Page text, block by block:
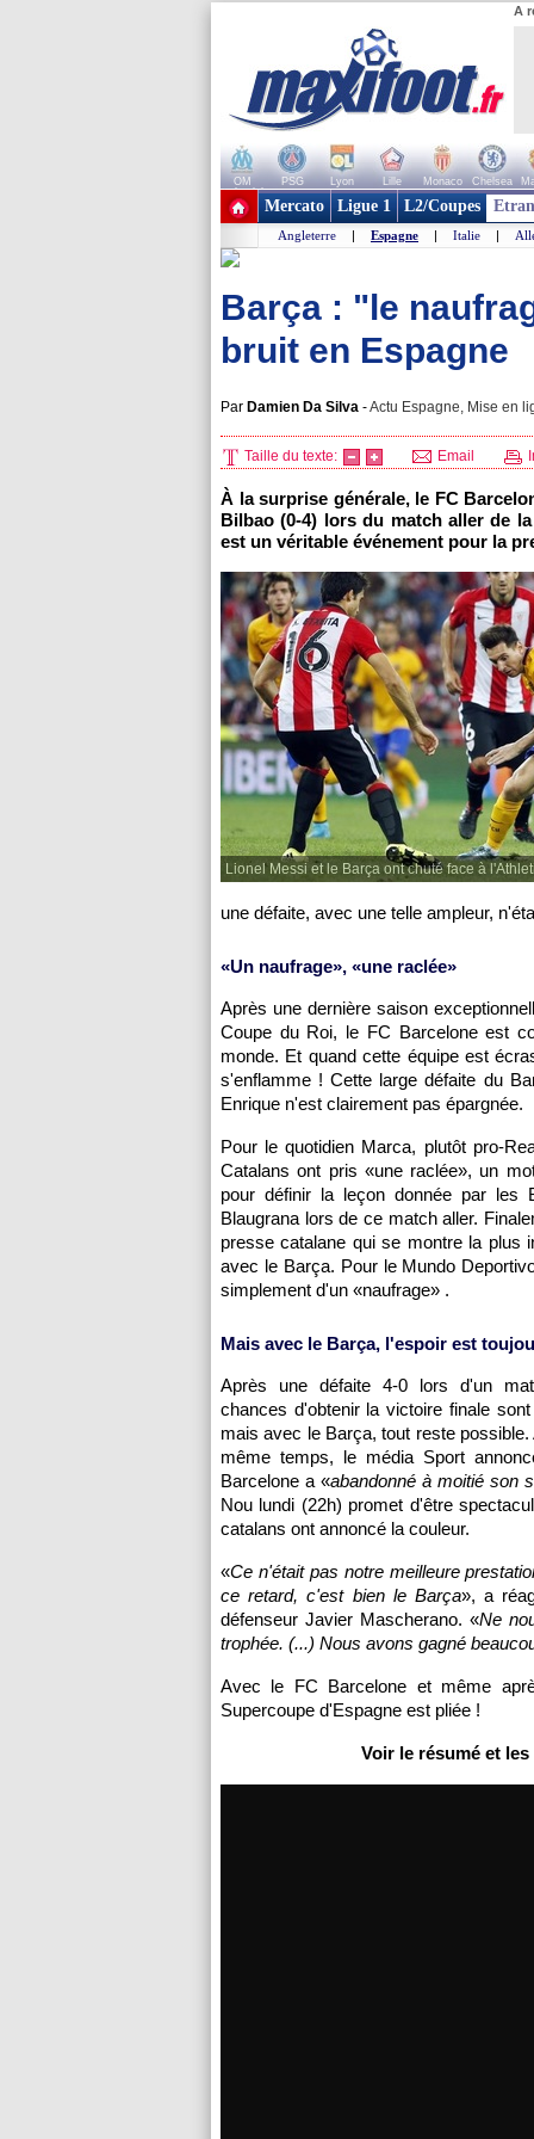
A
OM PSG Lyon Lille Monaco Chelsea
+ de clubs
Mercato Ligue 1 L2/Coupes
Angleterre | Espagne | Italie |
Barça : "le
bruit en Espagne
Par Damien Da Silva -Actu Espagne, Mise en
Taille du texte: Email
À la surprise générale, le FC
Bilbao (0-4) lors du match aller de
est un véritable événement pour la
Lionel Messi et le Barça ont chuté face à
une défaite, avec une telle ampleur,
«Un naufrage», «une raclée»
Après une dernière saison
Coupe du Roi, le FC Barcelone est
monde. Et quand cette équipe est
s'enflamme ! Cette large défaite du
Enrique n'est clairement pas épargnée.
Pour le quotidien Marca, plutôt pro-
Catalans ont pris «une raclée», un
pour définir la leçon donnée par les
Blaugrana lors de ce match aller.
presse catalane qui se montre la plus
avec le Barça. Pour le Mundo
simplement d'un «naufrage» .
Mais avec le Barça, l'espoir est
Après une défaite 4-0 lors d'un
chances d'obtenir la victoire finale
mais avec le Barça, tout reste
même temps, le média Sport
Barcelone a «abandonné à moitié son
Nou lundi (22h) promet d'être
catalans ont annoncé la couleur.
«Ce n'était pas notre meilleure
ce retard, c'est bien le Barça», a
défenseur Javier Mascherano. «Ne
trophée. (...) Nous avons gagné
Avec le FC Barcelone et même
Supercoupe d'Espagne est pliée !
Voir le résumé et